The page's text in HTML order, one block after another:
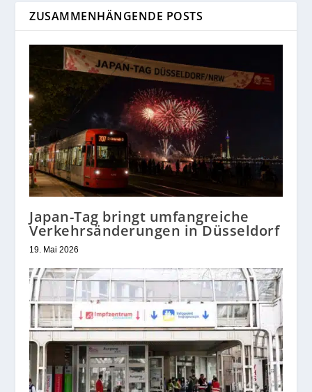
ZUSAMMENHÄNGENDE POSTS
Japan-Tag bringt umfangreiche
Verkehrsänderungen in Düsseldorf
19. Mai 2026